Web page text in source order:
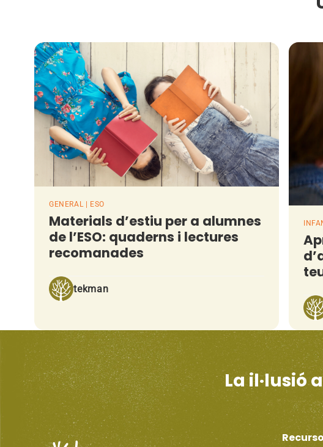
GENERAL | ESO
Materials d’estiu per a alumnes
de l’ESO: quaderns i lectures
recomanades
tekman
La il·lusió